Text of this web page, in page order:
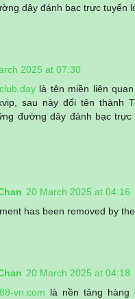
dây đánh bạc trực tuyến
2025 at 07:30
là tên miền liên
sau này đổi tên thành
đường dây đánh bạc
20 March 2025 at 04:16
has been removed by
20 March 2025 at 04:18
vn.com là nền tảng hàng